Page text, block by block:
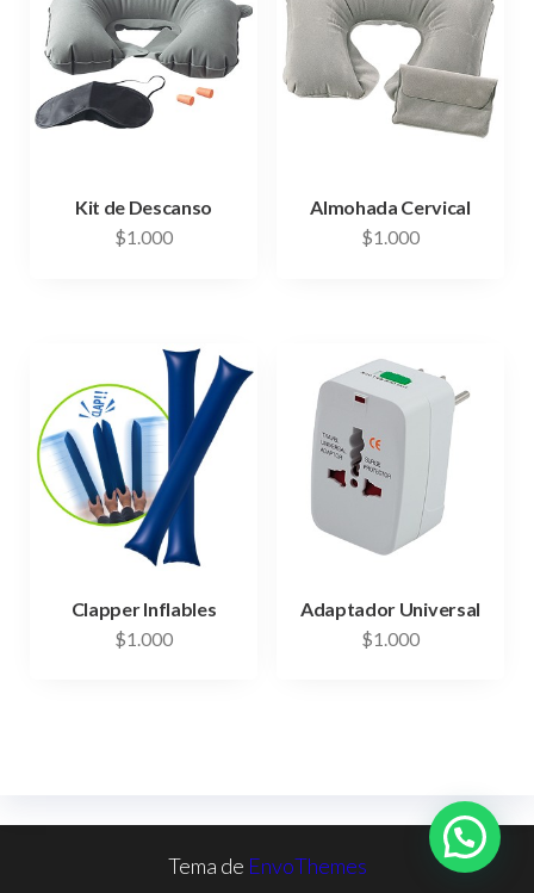
Kit de Descanso
$1.000
Almohada Cervical
$1.000
Clapper Inflables
$1.000
Adaptador Universal
$1.000
Tema de EnvoThemes